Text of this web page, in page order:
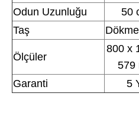
Odun Uzunluğu
50
Taş
Ölçüler
800 x
579
Garanti
5